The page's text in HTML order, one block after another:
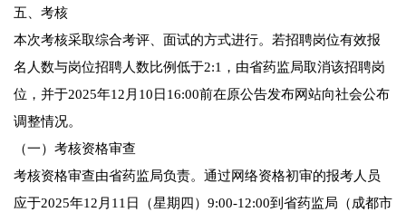
五、考核
本次考核采取综合考评、面试的方式进行。若招聘岗位有效报
名人数与岗位招聘人数比例低于2:1，由省药监局取消该招聘岗
位，并于2025年12月10日16:00前在原公告发布网站向社会公布
调整情况。
（一）考核资格审查
考核资格审查由省药监局负责。通过网络资格初审的报考人员
应于2025年12月11日（星期四）9:00-12:00到省药监局（成都市